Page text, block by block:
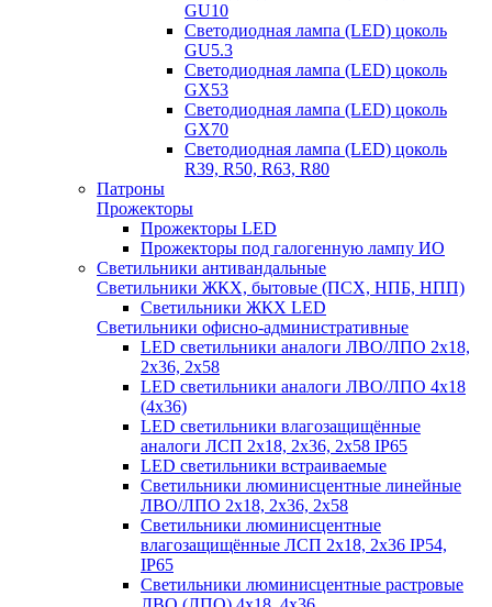
GU10
Светодиодная лампа (LED) цоколь
GU5.3
Светодиодная лампа (LED) цоколь
GX53
Светодиодная лампа (LED) цоколь
GX70
Светодиодная лампа (LED) цоколь
R39, R50, R63, R80
Патроны
Прожекторы
Прожекторы LED
Прожекторы под галогенную лампу ИО
Светильники антивандальные
Светильники ЖКХ, бытовые (ПСХ, НПБ, НПП)
Светильники ЖКХ LED
Светильники офисно-административные
LED светильники аналоги ЛВО/ЛПО 2х18,
2х36, 2х58
LED светильники аналоги ЛВО/ЛПО 4х18
(4х36)
LED светильники влагозащищённые
аналоги ЛСП 2х18, 2х36, 2х58 IP65
LED светильники встраиваемые
Светильники люминисцентные линейные
ЛВО/ЛПО 2х18, 2х36, 2х58
Светильники люминисцентные
влагозащищённые ЛСП 2х18, 2х36 IP54,
IP65
Светильники люминисцентные растровые